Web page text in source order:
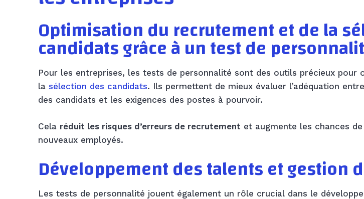
Optimisation du recrutement et de la
candidats grâce à un test de
Pour les entreprises, les tests de personnalité sont des outils précieux pour
la sélection des candidats. Ils permettent de mieux évaluer l’adéquation
des candidats et les exigences des postes à pourvoir.
Cela réduit les risques d’erreurs de recrutement et augmente les chances
nouveaux employés.
Développement des talents et gestion
Les tests de personnalité jouent également un rôle crucial dans le